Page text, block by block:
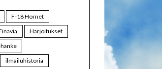
F-18 Hornet
Harjoitukset
ilmailuhistoria